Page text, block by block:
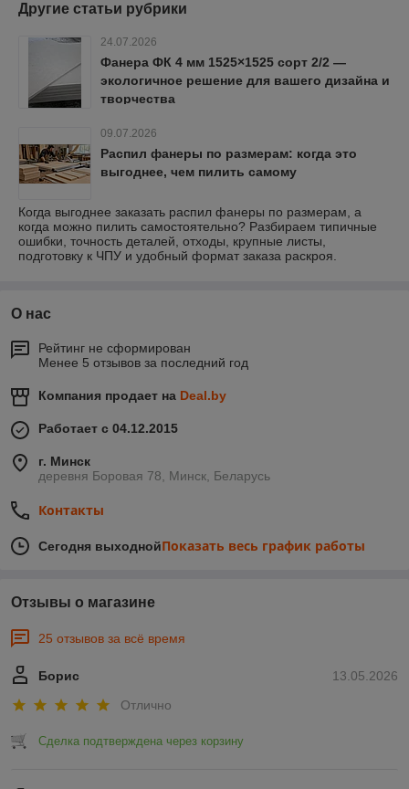
Другие статьи рубрики
24.07.2026
Фанера ФК 4 мм 1525×1525 сорт 2/2 —
экологичное решение для вашего дизайна и
творчества
09.07.2026
Распил фанеры по размерам: когда это
выгоднее, чем пилить самому
Когда выгоднее заказать распил фанеры по размерам, а
когда можно пилить самостоятельно? Разбираем типичные
ошибки, точность деталей, отходы, крупные листы,
подготовку к ЧПУ и удобный формат заказа раскроя.
О нас
Рейтинг не сформирован
Менее 5 отзывов за последний год
Компания продает на Deal.by
Работает с 04.12.2015
г. Минск
деревня Боровая 78, Минск, Беларусь
Контакты
Сегодня выходнойПоказать весь график работы
Отзывы о магазине
25 отзывов за всё время
13.05.2026
Борис
Отлично
Сделка подтверждена через корзину